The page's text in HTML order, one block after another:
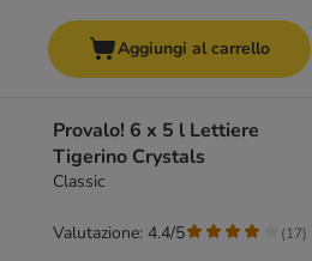
Aggiungi al carrello
Provalo! 6 x 5 l Lettiere
Tigerino Crystals
Classic
Valutazione: 4.4/5 (17)